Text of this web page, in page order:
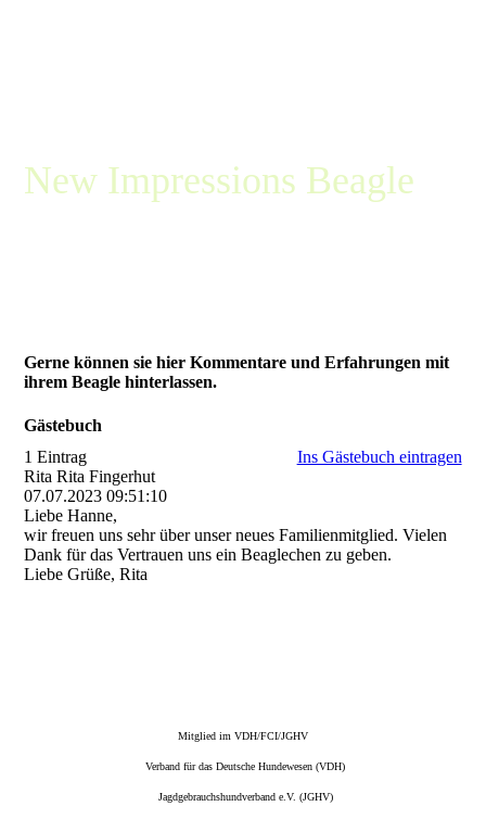
New Impressions Beagle
Gerne können sie hier Kommentare und Erfahrungen mit
ihrem Beagle hinterlassen.
Gästebuch
1 Eintrag
Ins Gästebuch eintragen
Rita Rita Fingerhut
07.07.2023 09:51:10
Liebe Hanne,
wir freuen uns sehr über unser neues Familienmitglied. Vielen
Dank für das Vertrauen uns ein Beaglechen zu geben.
Liebe Grüße, Rita
Mitglied im VDH/FCI/JGHV
Verband für das Deutsche Hundewesen (VDH)
Jagdgebrauchshundverband e.V. (JGHV)